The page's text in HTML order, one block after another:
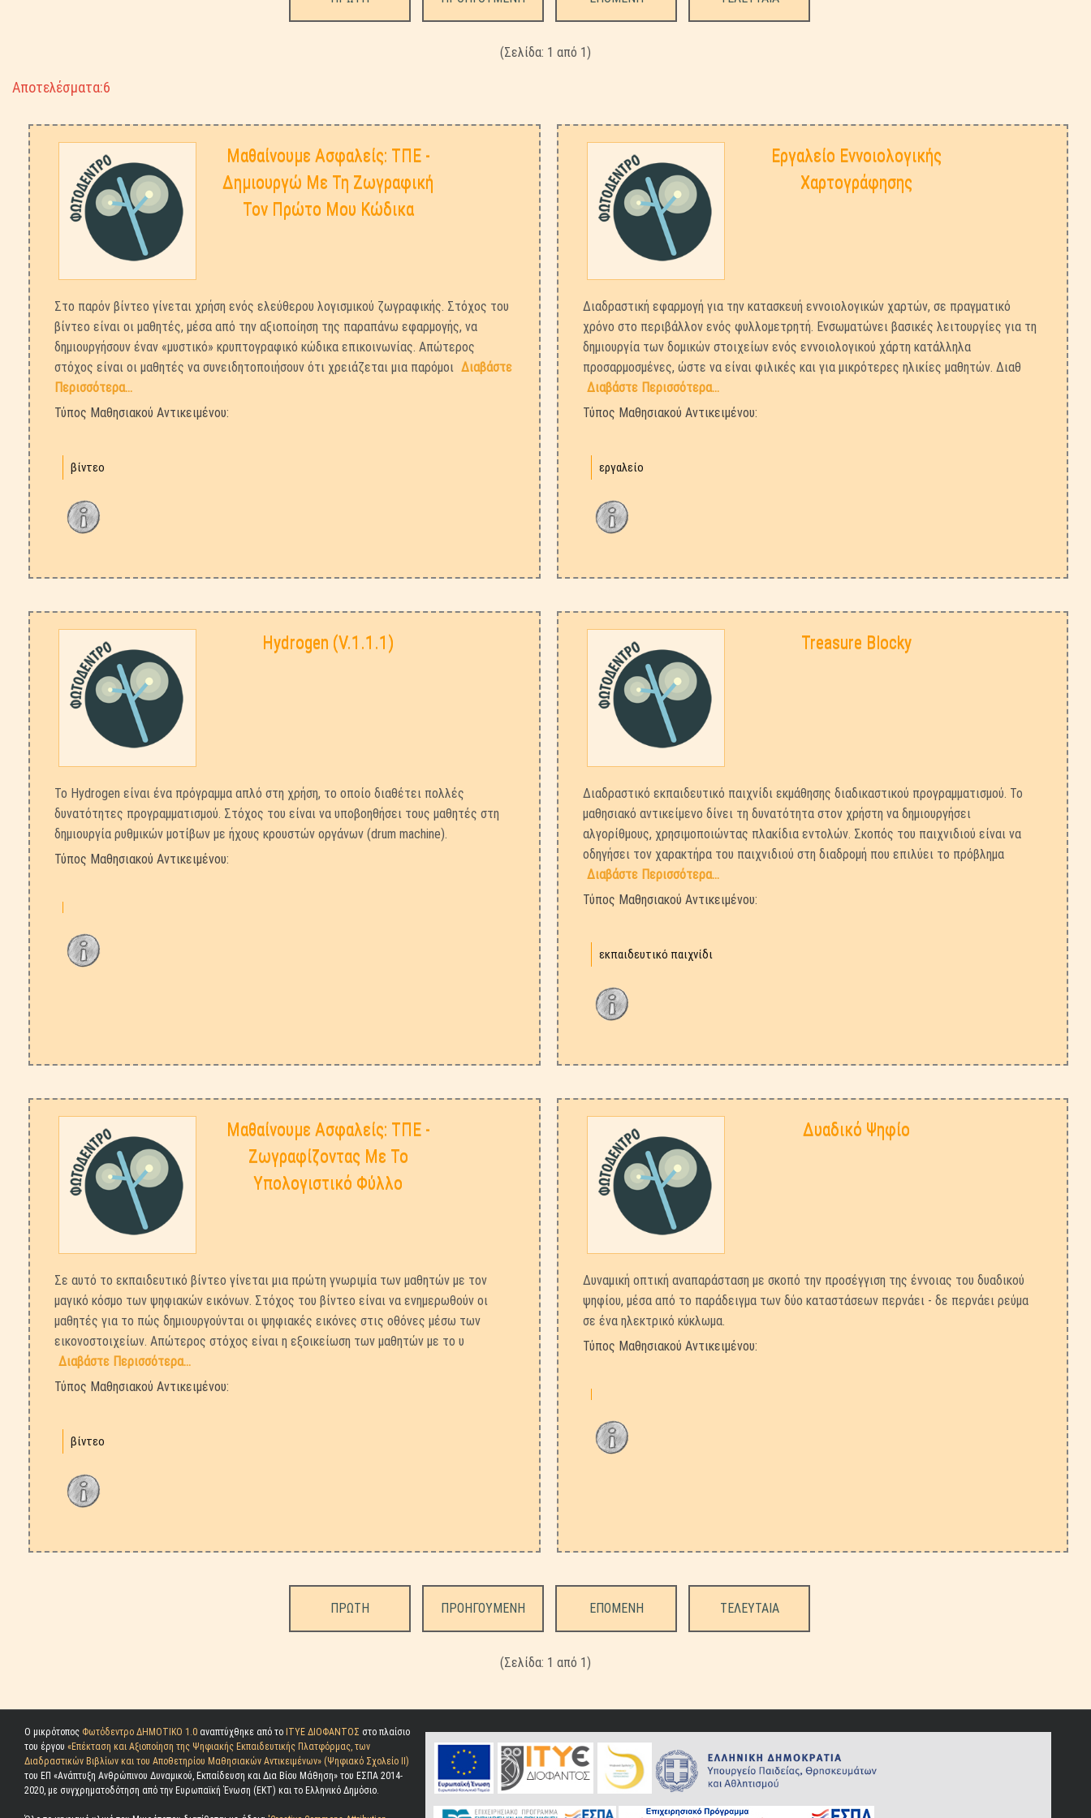
(Σελίδα: 1 από 1)
Αποτελέσματα:6
Μαθαίνουμε Ασφαλείς: ΤΠΕ -
Δημιουργώ Με Τη Ζωγραφική
Τον Πρώτο Μου Κώδικα
Στο παρόν βίντεο γίνεται χρήση ενός ελεύθερου λογισμικού ζωγραφικής. Στόχος του
βίντεο είναι οι μαθητές, μέσα από την αξιοποίηση της παραπάνω εφαρμογής, να
δημιουργήσουν έναν «μυστικό» κρυπτογραφικό κώδικα επικοινωνίας. Απώτερος
στόχος είναι οι μαθητές να συνειδητοποιήσουν ότι χρειάζεται μια παρόμοι Διαβάστε
Περισσότερα...
Τύπος Μαθησιακού Αντικειμένου:
βίντεο
Εργαλείο Εννοιολογικής
Χαρτογράφησης
Διαδραστική εφαρμογή για την κατασκευή εννοιολογικών χαρτών, σε πραγματικό
χρόνο στο περιβάλλον ενός φυλλομετρητή. Ενσωματώνει βασικές λειτουργίες για τη
δημιουργία των δομικών στοιχείων ενός εννοιολογικού χάρτη κατάλληλα
προσαρμοσμένες, ώστε να είναι φιλικές και για μικρότερες ηλικίες μαθητών. Διαθ
Διαβάστε Περισσότερα...
Τύπος Μαθησιακού Αντικειμένου:
εργαλείο
Hydrogen (v.1.1.1)
Το Hydrogen είναι ένα πρόγραμμα απλό στη χρήση, το οποίο διαθέτει πολλές
δυνατότητες προγραμματισμού. Στόχος του είναι να υποβοηθήσει τους μαθητές στη
δημιουργία ρυθμικών μοτίβων με ήχους κρουστών οργάνων (drum machine).
Τύπος Μαθησιακού Αντικειμένου:
Treasure Blocky
Διαδραστικό εκπαιδευτικό παιχνίδι εκμάθησης διαδικαστικού προγραμματισμού. Το
μαθησιακό αντικείμενο δίνει τη δυνατότητα στον χρήστη να δημιουργήσει
αλγορίθμους, χρησιμοποιώντας πλακίδια εντολών. Σκοπός του παιχνιδιού είναι να
οδηγήσει τον χαρακτήρα του παιχνιδιού στη διαδρομή που επιλύει το πρόβλημα
Διαβάστε Περισσότερα...
Τύπος Μαθησιακού Αντικειμένου:
εκπαιδευτικό παιχνίδι
Μαθαίνουμε Ασφαλείς: ΤΠΕ -
Ζωγραφίζοντας Με Το
Υπολογιστικό Φύλλο
Σε αυτό το εκπαιδευτικό βίντεο γίνεται μια πρώτη γνωριμία των μαθητών με τον
μαγικό κόσμο των ψηφιακών εικόνων. Στόχος του βίντεο είναι να ενημερωθούν οι
μαθητές για το πώς δημιουργούνται οι ψηφιακές εικόνες στις οθόνες μέσω των
εικονοστοιχείων. Απώτερος στόχος είναι η εξοικείωση των μαθητών με το υ
Διαβάστε Περισσότερα...
Τύπος Μαθησιακού Αντικειμένου:
βίντεο
Δυαδικό Ψηφίο
Δυναμική οπτική αναπαράσταση με σκοπό την προσέγγιση της έννοιας του δυαδικού
ψηφίου, μέσα από το παράδειγμα των δύο καταστάσεων περνάει - δε περνάει ρεύμα
σε ένα ηλεκτρικό κύκλωμα.
Τύπος Μαθησιακού Αντικειμένου:
ΠΡΩΤΗ ΠΡΟΗΓΟΥΜΕΝΗ ΕΠΟΜΕΝΗ ΤΕΛΕΥΤΑΙΑ
(Σελίδα: 1 από 1)
Ο μικρότοπος Φωτόδεντρο ΔΗΜΟΤΙΚΟ 1.0 αναπτύχθηκε από το ΙΤΥΕ ΔΙΟΦΑΝΤΟΣ στο πλαίσιο
του έργου «Επέκταση και Αξιοποίηση της Ψηφιακής Εκπαιδευτικής Πλατφόρμας, των
Διαδραστικών Βιβλίων και του Αποθετηρίου Μαθησιακών Αντικειμένων» (Ψηφιακό Σχολείο ΙΙ)
του ΕΠ «Ανάπτυξη Ανθρώπινου Δυναμικού, Εκπαίδευση και Δια Βίου Μάθηση» του ΕΣΠΑ 2014-
2020, με συγχρηματοδότηση από την Ευρωπαϊκή Ένωση (ΕΚΤ) και το Ελληνικό Δημόσιο.